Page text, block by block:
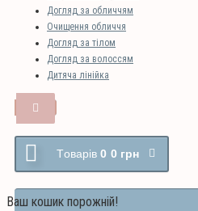
Догляд за обличчям
Очищення обличчя
Догляд за тілом
Догляд за волоссям
Дитяча лінійка
Tоварів 0 0 грн
Ваш кошик порожній!